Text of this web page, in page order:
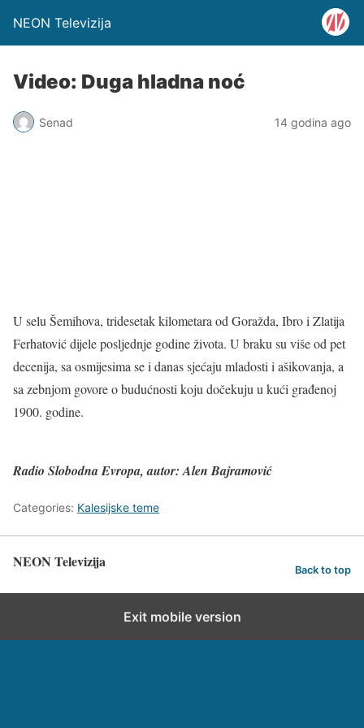
NEON Televizija
Video: Duga hladna noć
Senad 14 godina ago
U selu Šemihova, tridesetak kilometara od Goražda, Ibro i Zlatija
Ferhatović dijele posljednje godine života. U braku su više od pet
decenija, sa osmijesima se i danas sjećaju mladosti i ašikovanja, a
sa zebnjom govore o budućnosti koju dočekuju u kući građenoj
1900. godine.
Radio Slobodna Evropa, autor: Alen Bajramović
Categories: Kalesijske teme
NEON Televizija Back to top
Exit mobile version